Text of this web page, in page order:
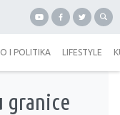
I POLITIKA LIFESTYLE
granice